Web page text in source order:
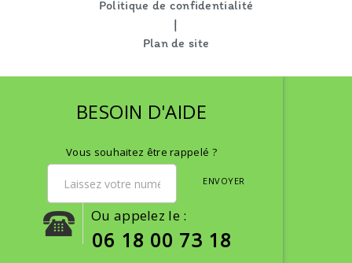
Politique de confidentialité
|
Plan de site
BESOIN D'AIDE
Vous souhaitez être rappelé ?
ENVOYER
Ou appelez le :
06 18 00 73 18